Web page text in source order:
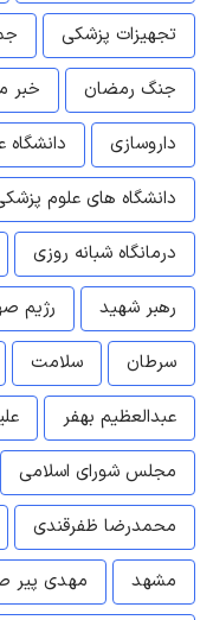
تجهیزات پزشکی
جنگ رمضان
خبر
داروسازی
دانشگاه
دانشگاه های علوم
درمانگاه شبانه روزی
رهبر شهید
رژیم
سرطان
سلامت
عبدالعظیم بهفر
مجلس شورای اسلامی
محمدرضا ظفرقندی
مشهد
مهدی پیر